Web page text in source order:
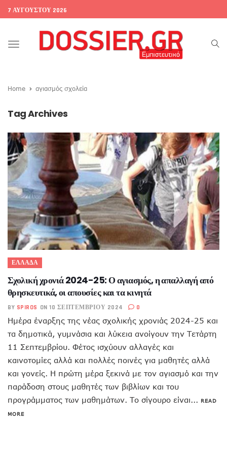
7 ΑΥΓΟΎΣΤΟΥ 2026
Toggle
Home αγιασμός σχολεία
Tag Archives
ΕΛΛΑΔΑ
Σχολική χρονιά 2024-25: Ο αγιασμός, η απαλλαγή από
θρησκευτικά, οι απουσίες και τα κινητά
BY SPIROS ON 10 ΣΕΠΤΕΜΒΡΊΟΥ 2024 0
Ημέρα έναρξης της νέας σχολικής χρονιάς 2024-25 και
τα δημοτικά, γυμνάσια και λύκεια ανοίγουν την Τετάρτη
11 Σεπτεμβρίου. Φέτος ισχύουν αλλαγές και
καινοτομίες αλλά και πολλές ποινές για μαθητές αλλά
και γονείς. Η πρώτη μέρα ξεκινά με τον αγιασμό και την
παράδοση στους μαθητές των βιβλίων και του
προγράμματος των μαθημάτων. Το σίγουρο είναι... READ
MORE